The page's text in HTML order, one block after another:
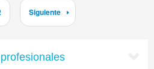
Siguiente